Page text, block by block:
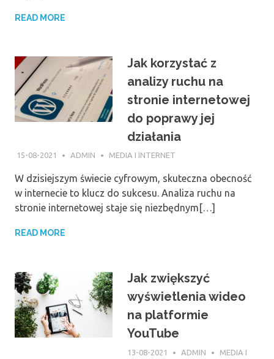
READ MORE
Jak korzystać z
analizy ruchu na
stronie internetowej
do poprawy jej
działania
15-08-2021 ADMIN MEDIA I INTERNET
W dzisiejszym świecie cyfrowym, skuteczna obecność
w internecie to klucz do sukcesu. Analiza ruchu na
stronie internetowej staje się niezbędnym[…]
READ MORE
Jak zwiększyć
wyświetlenia wideo
na platformie
YouTube
13-08-2021 ADMIN MEDIA I